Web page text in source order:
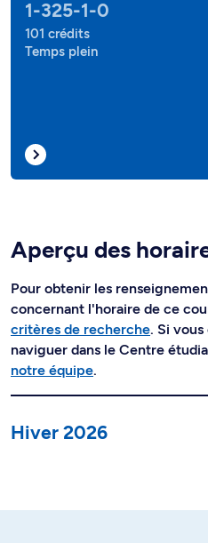
1-325-1-0
101 crédits
Temps plein
Aperçu des
Pour obtenir les
concernant l'horaire de ce
critères de recherche. Si
naviguer dans le Centre
notre équipe.
Hiver 2026